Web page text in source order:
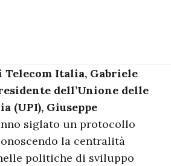
Telecom Italia, Gabriele
dell’Unione delle
(UPI), Giuseppe
siglato un protocollo
la centralità
politiche di sviluppo